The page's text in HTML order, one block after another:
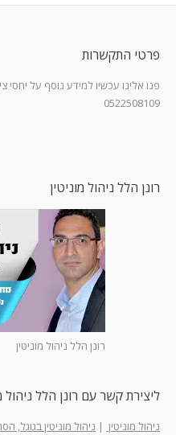
פרטי התקשרות
פנו אלינו עכשיו למידע נוסף על יחסי
0522508109
רונן הלל ניהול מוניטין
רונן הלל ניהול מוניטין
ליצירת קשר עם רונן הלל ניהול
ניהול מוניטין | ניהול מוניטין בגוגל,